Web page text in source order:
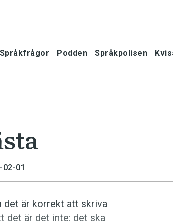
Språkfrågor Podden Språkpolisen
02-01
det är korrekt att skriva
det är det inte: det ska